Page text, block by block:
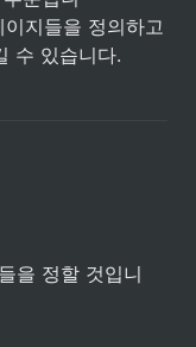
지들을 정의하고
수 있습니다.
을 정할 것입니